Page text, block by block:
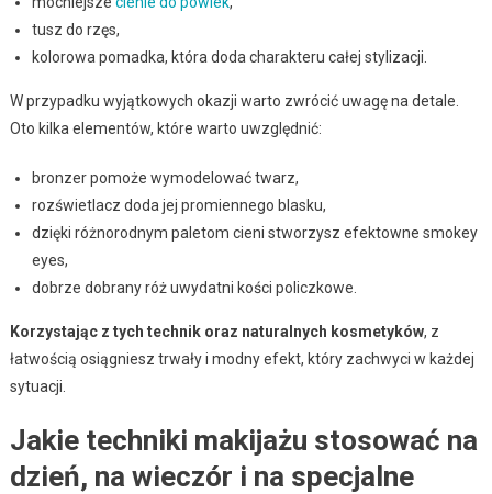
tusz do rzęs,
kolorowa pomadka, która doda charakteru całej stylizacji.
W przypadku wyjątkowych okazji warto zwrócić uwagę na detale.
Oto kilka elementów, które warto uwzględnić:
bronzer pomoże wymodelować twarz,
rozświetlacz doda jej promiennego blasku,
dzięki różnorodnym paletom cieni stworzysz efektowne smokey
eyes,
dobrze dobrany róż uwydatni kości policzkowe.
Korzystając z tych technik oraz naturalnych kosmetyków, z
łatwością osiągniesz trwały i modny efekt, który zachwyci w każdej
sytuacji.
Jakie techniki makijażu stosować na
dzień, na wieczór i na specjalne